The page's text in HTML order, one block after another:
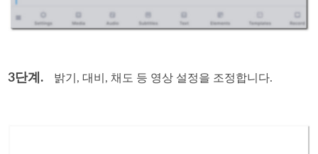
3단계. 밝기, 대비, 채도 등 영상 설정을 조정합니다.